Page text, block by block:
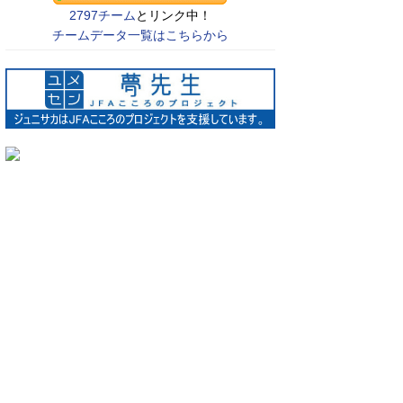
2797チーム とリンク中！
チームデータ一覧はこちらから